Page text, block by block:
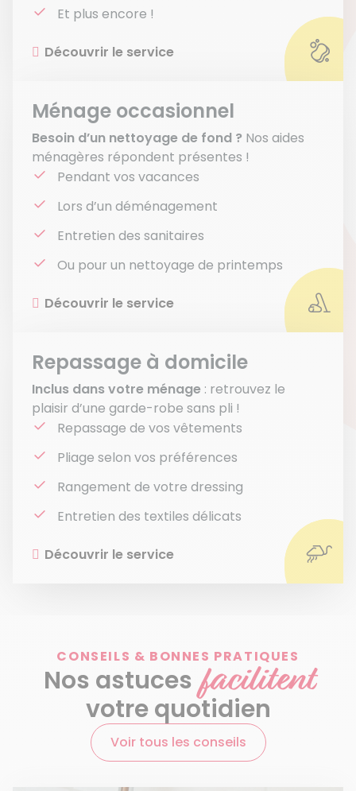
Et plus encore !
Découvrir le service
Ménage occasionnel
Besoin d’un nettoyage de fond ? Nos aides
ménagères répondent présentes !
Pendant vos vacances
Lors d’un déménagement
Entretien des sanitaires
Ou pour un nettoyage de printemps
Découvrir le service
Repassage à domicile
Inclus dans votre ménage : retrouvez le
plaisir d’une garde-robe sans pli !
Repassage de vos vêtements
Pliage selon vos préférences
Rangement de votre dressing
Entretien des textiles délicats
Découvrir le service
CONSEILS & BONNES PRATIQUES
Nos astucesfacilitent
votre quotidien
Voir tous les conseils